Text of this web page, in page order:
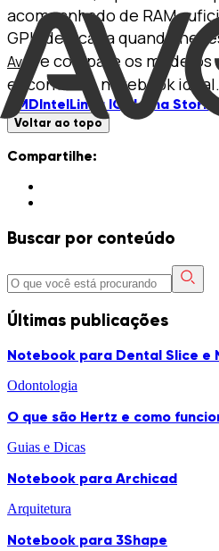
acompanhado de RAM
GPU dedicada quando
Avell e compare os modelos
encontrar o notebook ideal.
AMDIntelLinha IONLinha Storm
Voltar ao topo
Compartilhe:
Buscar por conteúdo
Últimas publicações
Notebook para Dental Slice e
Odontologia
O que são Hertz e como
Guias e Dicas
Notebook para Archicad
Arquitetura
Notebook para 3Shape